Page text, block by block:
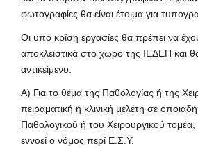
φωτογραφίες θα είναι έτοιμα για
Οι υπό κρίση εργασίες θα πρέπει να
αποκλειστικά στο χώρο της ΙΕΔΕΠ και
αντικείμενο:
A) Για το θέμα της Παθολογίας ή της
πειραματική ή κλινική μελέτη σε
Παθολογικού ή του Χειρουργικού
εννοεί ο νόμος περί Ε.Σ.Υ.